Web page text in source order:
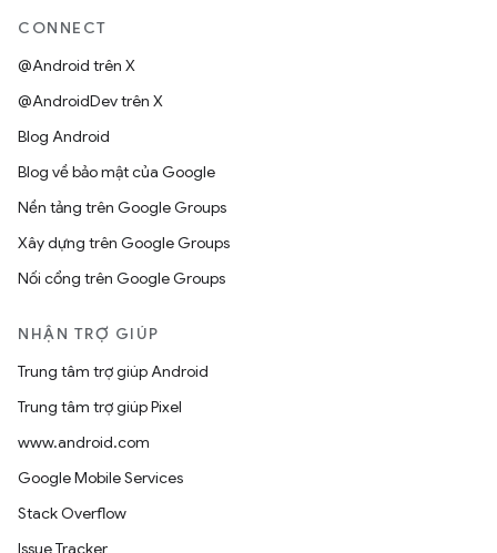
CONNECT
@Android trên X
@AndroidDev trên X
Blog Android
Blog về bảo mật của Google
Nền tảng trên Google Groups
Xây dựng trên Google Groups
Nối cổng trên Google Groups
NHẬN TRỢ GIÚP
Trung tâm trợ giúp Android
Trung tâm trợ giúp Pixel
www.android.com
Google Mobile Services
Stack Overflow
Issue Tracker